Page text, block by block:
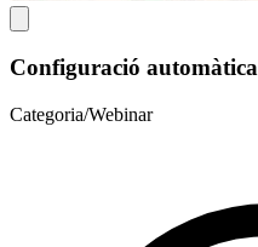
Configuració automàtica
Categoria/Webinar